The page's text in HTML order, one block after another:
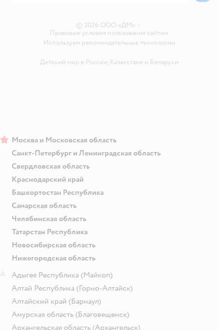
© 2026 ООО «ДМ» •
Правовые условия пользования сайтом
Используем рекомендательные технологии
Детский мир в России, Казахстанеи Беларуси
Москва и Московская область
Санкт-Петербург и Ленинградская область
Свердловская область
Краснодарский край
Башкортостан Республика
Самарская область
Челябинская область
Татарстан Республика
Новосибирская область
Нижегородская область
Адыгея Республика (Майкоп)
Алтай Республика (Горно-Алтайск)
Алтайский край (Барнаул)
Амурская область (Благовещенск)
Архангельская область (Архангельск)